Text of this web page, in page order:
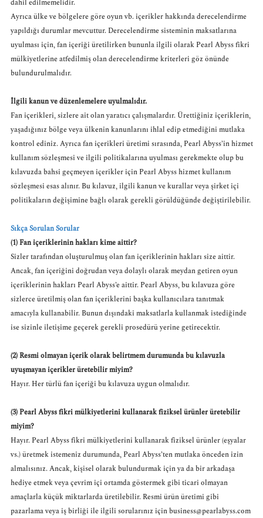
Ayrıca ülke ve bölgelere göre oyun vb. içerikler hakkında derecelendirme
yapıldığı durumlar mevcuttur. Derecelendirme sisteminin maksatlarına
uyulması için, fan içeriği üretilirken bununla ilgili olarak Pearl Abyss fikri
mülkiyetlerine atfedilmiş olan derecelendirme kriterleri göz önünde
bulundurulmalıdır.
İlgili kanun ve düzenlemelere uyulmalıdır.
Fan içerikleri, sizlere ait olan yaratıcı çalışmalardır. Ürettiğiniz içeriklerin,
yaşadığınız bölge veya ülkenin kanunlarını ihlal edip etmediğini mutlaka
kontrol ediniz. Ayrıca fan içerikleri üretimi sırasında, Pearl Abyss’in hizmet
kullanım sözleşmesi ve ilgili politikalarına uyulması gerekmekte olup bu
kılavuzda bahsi geçmeyen içerikler için Pearl Abyss hizmet kullanım
sözleşmesi esas alınır. Bu kılavuz, ilgili kanun ve kurallar veya şirket içi
politikaların değişimine bağlı olarak gerekli görüldüğünde değiştirilebilir.
Sıkça Sorulan Sorular
(1) Fan içeriklerinin hakları kime aittir?
Sizler tarafından oluşturulmuş olan fan içeriklerinin hakları size aittir.
Ancak, fan içeriğini doğrudan veya dolaylı olarak meydan getiren oyun
içeriklerinin hakları Pearl Abyss’e aittir. Pearl Abyss, bu kılavuza göre
sizlerce üretilmiş olan fan içeriklerini başka kullanıcılara tanıtmak
amacıyla kullanabilir. Bunun dışındaki maksatlarla kullanmak istediğinde
ise sizinle iletişime geçerek gerekli prosedürü yerine getirecektir.
(2) Resmi olmayan içerik olarak belirtmem durumunda bu kılavuzla
uyuşmayan içerikler üretebilir miyim?
Hayır. Her türlü fan içeriği bu kılavuza uygun olmalıdır.
(3) Pearl Abyss fikri mülkiyetlerini kullanarak fiziksel ürünler üretebilir
miyim?
Hayır. Pearl Abyss fikri mülkiyetlerini kullanarak fiziksel ürünler (eşyalar
vs.) üretmek istemeniz durumunda, Pearl Abyss’ten mutlaka önceden izin
almalısınız. Ancak, kişisel olarak bulundurmak için ya da bir arkadaşa
hediye etmek veya çevrim içi ortamda göstermek gibi ticari olmayan
amaçlarla küçük miktarlarda üretilebilir. Resmi ürün üretimi gibi
pazarlama veya iş birliği ile ilgili sorularınız için business@pearlabyss.com